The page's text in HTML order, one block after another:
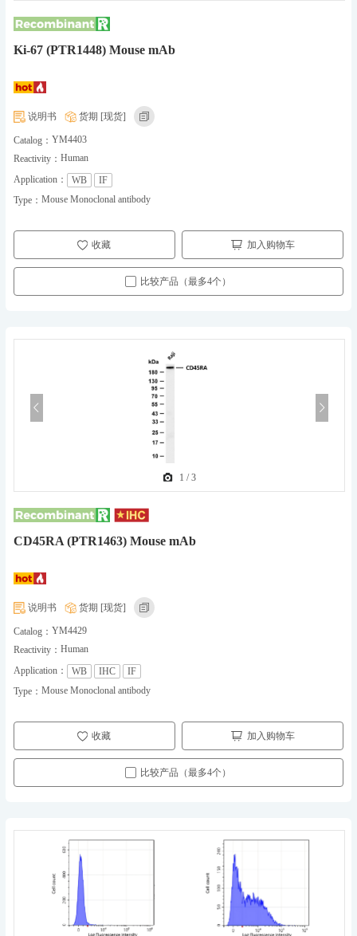
Ki-67 (PTR1448) Mouse mAb
说明书 货期 [现货]
Catalog： YM4403
Reactivity： Human
Application：
WB
IF
Type： Mouse Monoclonal antibody
收藏 加入购物车
比较产品（最多4个）
CD45RA (PTR1463) Mouse mAb
说明书 货期 [现货]
Catalog： YM4429
Reactivity： Human
Application：
WB IHC
IF
Type： Mouse Monoclonal antibody
1 /3
收藏 加入购物车
比较产品（最多4个）